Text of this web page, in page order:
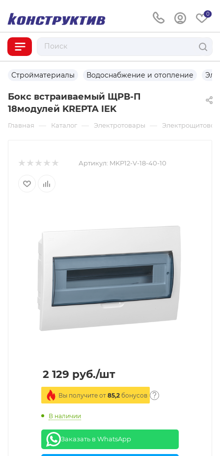
0
Стройматериалы Водоснабжение и отопление
Бокс встраиваемый ЩРВ-П
18модулей KREPTA IEK
Главная — Каталог — Электротовары —
Артикул: MKP12-V-18-40-10
2 129 руб./шт
Вы получите от 85,2 бонусов
В наличии
Заказать в WhatsApp